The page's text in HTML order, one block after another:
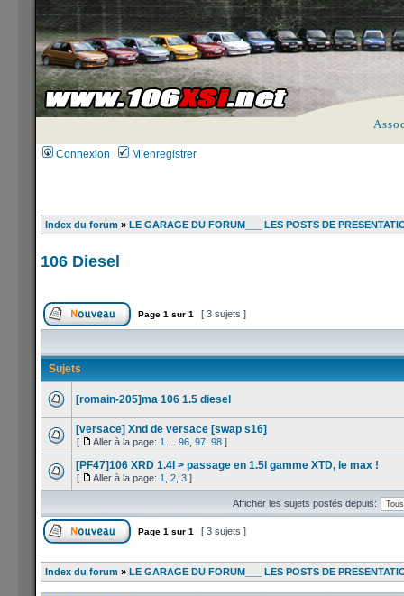
Connexion M’enregistrer
Index du forum » LE GARAGE DU FORUM___ LES POSTS DE
106 Diesel
Page 1 sur 1 [ 3 sujets ]
Sujets
[romain-205]ma 106 1.5 diesel
[versace] Xnd de versace [swap s16]
[ Aller à la page: 1 96 97 98 ]
[PF47]106 XRD 1.4l > passage en 1.5l gamme XTD, le max !
[ Aller à la page: 1 2 3 ]
Afficher les sujets postés depuis:
Page 1 sur 1 [ 3 sujets ]
Index du forum » LE GARAGE DU FORUM___ LES POSTS DE